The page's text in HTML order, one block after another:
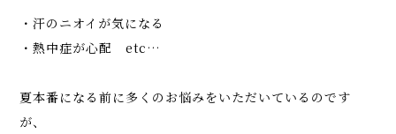
・汗のニオイが気になる
・熱中症が心配 etc…
夏本番になる前に多くのお悩みをいただいているのです
が、